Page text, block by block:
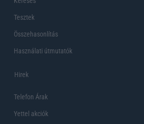
Tesztek
Összehasonlítás
Használati útmutatók
Hirek
Telefon Árak
Yettel akciók